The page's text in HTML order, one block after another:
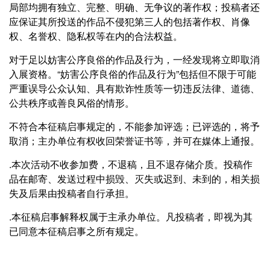
局部均拥有独立、完整、明确、无争议的著作权；投稿者还
应保证其所投送的作品不侵犯第三人的包括著作权、肖像
权、名誉权、隐私权等在内的合法权益。
对于足以妨害公序良俗的作品及行为，一经发现将立即取消
入展资格。“妨害公序良俗的作品及行为”包括但不限于可能
严重误导公众认知、具有欺诈性质等一切违反法律、道德、
公共秩序或善良风俗的情形。
不符合本征稿启事规定的，不能参加评选；已评选的，将予
取消；主办单位有权收回荣誉证书等，并可在媒体上通报。
.本次活动不收参加费，不退稿，且不退存储介质。投稿作
品在邮寄、发送过程中损毁、灭失或迟到、未到的，相关损
失及后果由投稿者自行承担。
.本征稿启事解释权属于主承办单位。凡投稿者，即视为其
已同意本征稿启事之所有规定。